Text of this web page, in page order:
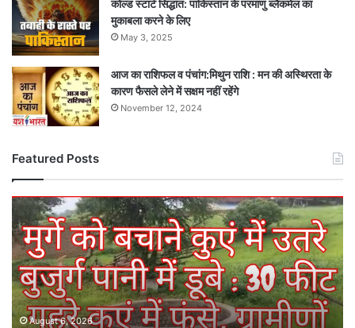
कोल्ड स्टार्ट सिद्धांत: पाकिस्तान के परमाणु ब्लैकमेल का
मुकाबला करने के लिए
May 3, 2025
आज का राशिफल व पंचांग:मिथुन राशि : मन की अस्थिरता के
कारण फैसले लेने में सक्षम नहीं रहेंगे
November 12, 2024
Featured Posts
मुर्गे
को
बचाने
कुएं
में
उतरे
बुजुर्ग
पानी August 6, 2026